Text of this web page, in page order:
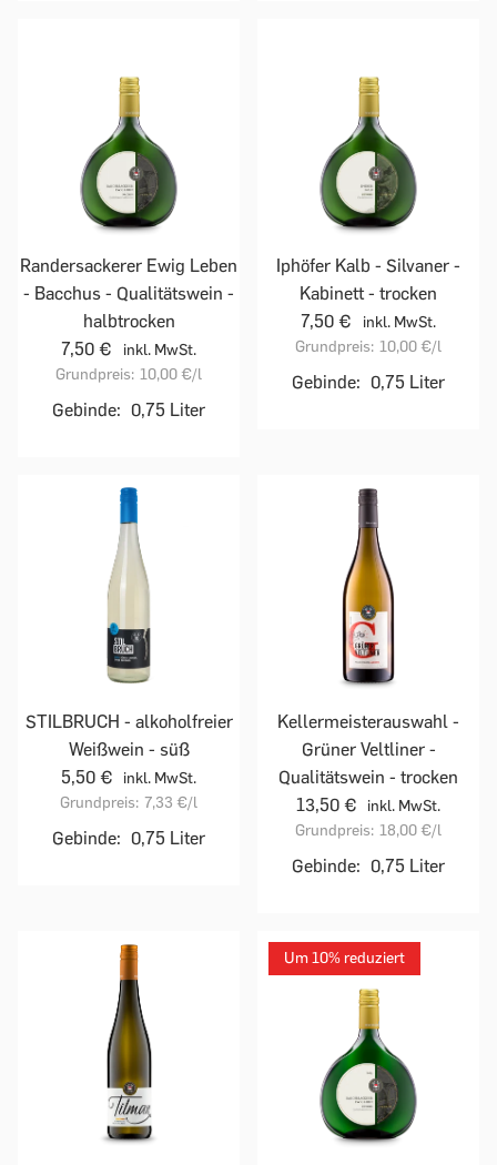
Randersackerer Ewig Leben
- Bacchus - Qualitätswein -
halbtrocken
7,50 €
inkl. MwSt.
Grundpreis: 10,00 €/l
Gebinde: 0,75 Liter
Iphöfer Kalb - Silvaner -
Kabinett - trocken
7,50 €
inkl. MwSt.
Grundpreis: 10,00 €/l
Gebinde: 0,75 Liter
STILBRUCH - alkoholfreier
Weißwein - süß
5,50 €
inkl. MwSt.
Grundpreis: 7,33 €/l
Gebinde: 0,75 Liter
Kellermeisterauswahl -
Grüner Veltliner -
Qualitätswein - trocken
13,50 €
inkl. MwSt.
Grundpreis: 18,00 €/l
Gebinde: 0,75 Liter
Um 10% reduziert